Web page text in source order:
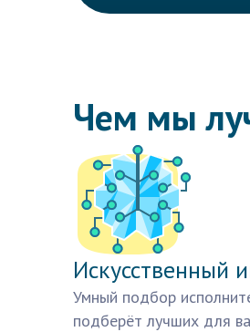
Чем мы
Искусственный
Умный подбор
подберёт лучших для